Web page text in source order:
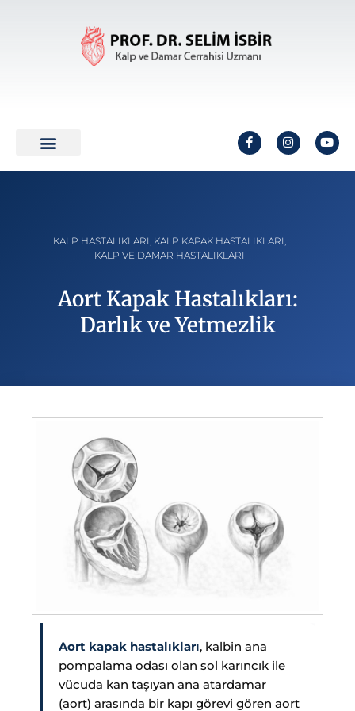
KALP HASTALIKLARI, KALP KAPAK HASTALIKLARI,
KALP VE DAMAR HASTALIKLARI
Aort Kapak Hastalıkları:
Darlık ve Yetmezlik
Aort kapak hastalıkları, kalbin ana
pompalama odası olan sol karıncık ile
vücuda kan taşıyan ana atardamar
(aort) arasında bir kapı görevi gören aort